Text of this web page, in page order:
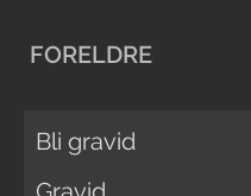
FORELDRE
Bli gravid